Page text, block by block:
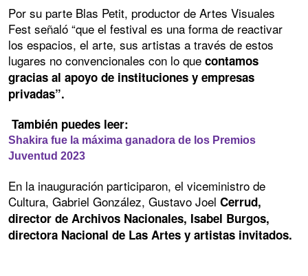
Por su parte Blas Petit, productor de Artes Visuales
Fest señaló “que el festival es una forma de reactivar
los espacios, el arte, sus artistas a través de estos
lugares no convencionales con lo que contamos
gracias al apoyo de instituciones y empresas
privadas”.
También puedes leer:
Shakira fue la máxima ganadora de los Premios
Juventud 2023
En la inauguración participaron, el viceministro de
Cultura, Gabriel González, Gustavo Joel Cerrud,
director de Archivos Nacionales, Isabel Burgos,
directora Nacional de Las Artes y artistas invitados.